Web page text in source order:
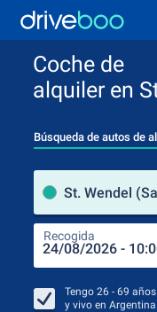
Coche de
alquiler en
Búsqueda de autos de
St. Wendel
Recogida
Tengo 26 - 69 años
y vivo en Argentina